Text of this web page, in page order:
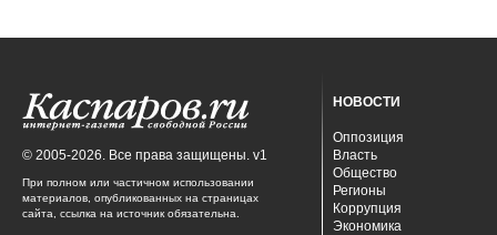
© 2005-2026. Все права защищены. v1
При полном или частичном использовании
материалов, опубликованных на страницах
сайта, ссылка на источник обязательна.
НОВОСТИ
Оппозиция
Власть
Общество
Регионы
Коррупция
Экономика